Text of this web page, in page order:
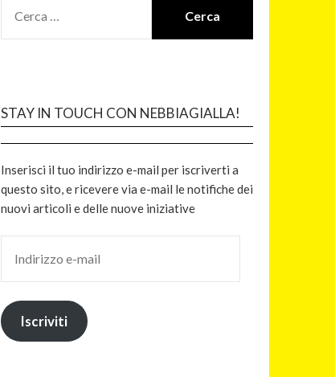
STAY IN TOUCH CON NEBBIAGIALLA!
Inserisci il tuo indirizzo e-mail per iscriverti a
questo sito, e ricevere via e-mail le notifiche dei
nuovi articoli e delle nuove iniziative
Iscriviti